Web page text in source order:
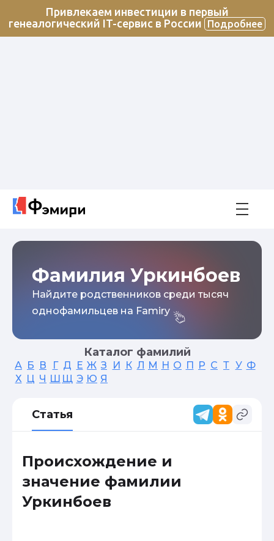
Привлекаем инвестиции в первый
генеалогический IT-сервис в России
Подробнее
Фамилия Уркинбоев
Найдите родственников среди тысяч
однофамильцев на Famiry
Каталог фамилий
А Б В Г Д Е Ж З И К Л М Н О П Р С Т У Ф
Х Ц Ч Ш Щ Э Ю Я
Статья
Происхождение и
значение фамилии
Уркинбоев